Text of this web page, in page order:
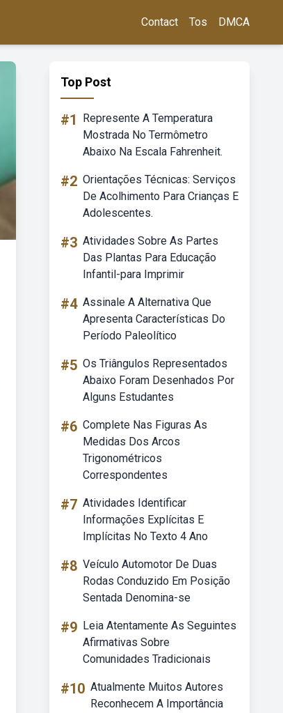
Contact Tos DMCA
Top Post
#1
Represente A Temperatura
Mostrada No Termômetro
Abaixo Na Escala Fahrenheit.
#2 Orientações Técnicas: Serviços
De Acolhimento Para Crianças E
Adolescentes.
#3 Atividades Sobre As Partes
Das Plantas Para Educação
Infantil-para Imprimir
#4 Assinale A Alternativa Que
Apresenta Características Do
Período Paleolítico
#5 Os Triângulos Representados
Abaixo Foram Desenhados Por
Alguns Estudantes
#6 Complete Nas Figuras As
Medidas Dos Arcos
Trigonométricos
Correspondentes
#7 Atividades Identificar
Informações Explícitas E
Implícitas No Texto 4 Ano
#8 Veículo Automotor De Duas
Rodas Conduzido Em Posição
Sentada Denomina-se
#9 Leia Atentamente As Seguintes
Afirmativas Sobre
Comunidades Tradicionais
#10 Atualmente Muitos Autores
Reconhecem A Importância